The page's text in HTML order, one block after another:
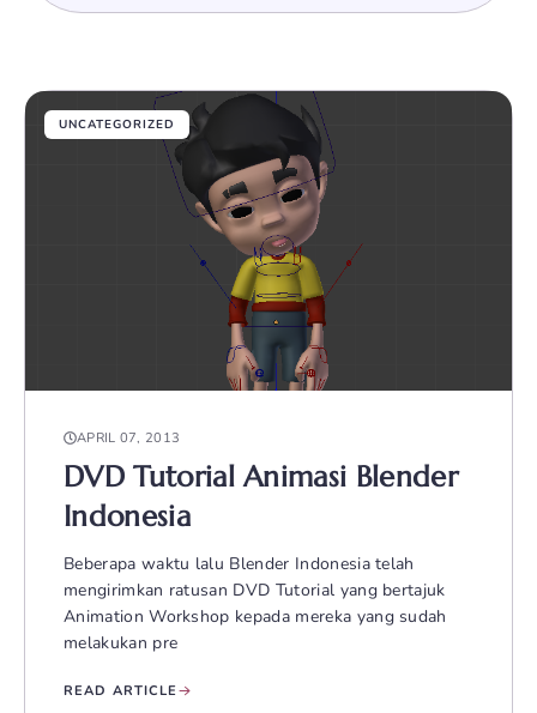
UNCATEGORIZED
APRIL 07, 2013
DVD Tutorial Animasi Blender
Indonesia
Beberapa waktu lalu Blender Indonesia telah
mengirimkan ratusan DVD Tutorial yang bertajuk
Animation Workshop kepada mereka yang sudah
melakukan pre
READ ARTICLE